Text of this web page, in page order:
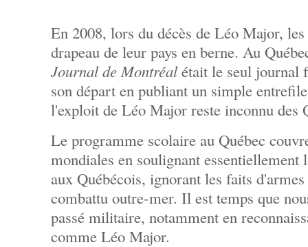
En 2008, lors du décès de Léo Major,
drapeau de leur pays en berne. Au
Journal de Montréalétait le seul journal
son départ en publiant un simple
l'exploit de Léo Major reste inconnu des
Le programme scolaire au Québec
mondiales en soulignant essentiellement
aux Québécois, ignorant les faits
combattu outre-mer. Il est temps que
passé militaire, notamment en
comme Léo Major.